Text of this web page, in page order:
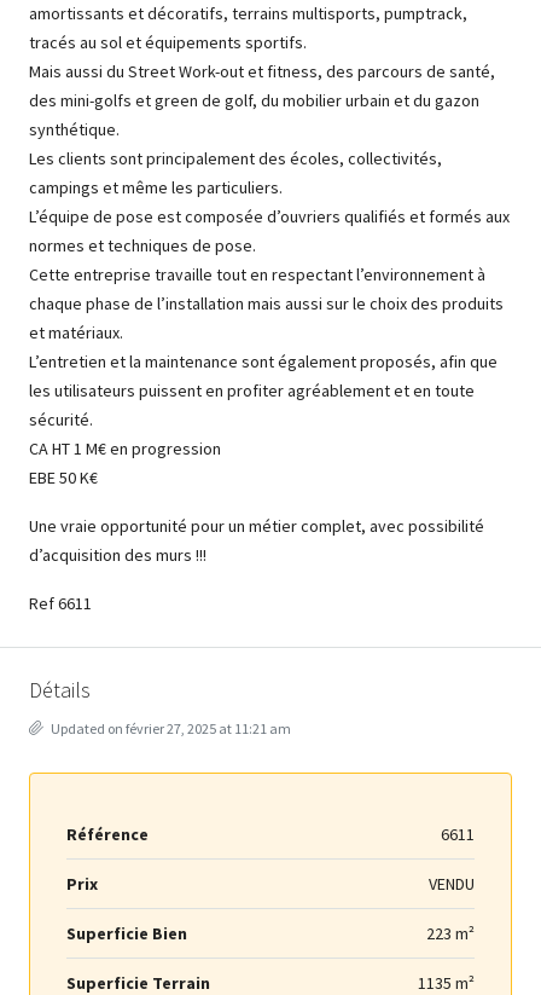
amortissants et décoratifs, terrains multisports, pumptrack,
tracés au sol et équipements sportifs.
Mais aussi du Street Work-out et fitness, des parcours de santé,
des mini-golfs et green de golf, du mobilier urbain et du gazon
synthétique.
Les clients sont principalement des écoles, collectivités,
campings et même les particuliers.
L’équipe de pose est composée d’ouvriers qualifiés et formés aux
normes et techniques de pose.
Cette entreprise travaille tout en respectant l’environnement à
chaque phase de l’installation mais aussi sur le choix des produits
et matériaux.
L’entretien et la maintenance sont également proposés, afin que
les utilisateurs puissent en profiter agréablement et en toute
sécurité.
CA HT 1 M€ en progression
EBE 50 K€
Une vraie opportunité pour un métier complet, avec possibilité
d’acquisition des murs !!!
Ref 6611
Détails
Updated on février 27, 2025 at 11:21 am
Référence 6611
Prix VENDU
Superficie Bien 223 m²
Superficie Terrain 1135 m²